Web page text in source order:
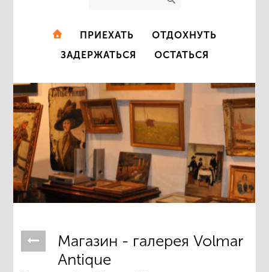
ПРИЕХАТЬ
ОТДОХНУТЬ
ЗАДЕРЖАТЬСЯ
ОСТАТЬСЯ
Магазин - галерея Volmar
Antique